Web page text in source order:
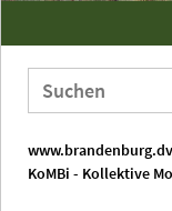
Webauftritt
durchsuchen